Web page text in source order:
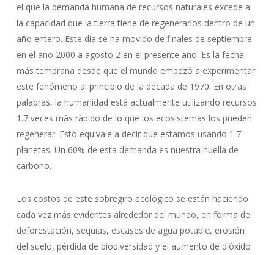
el que la demanda humana de recursos naturales excede a
la capacidad que la tierra tiene de regenerarlos dentro de un
año entero. Este día se ha movido de finales de septiembre
en el año 2000 a agosto 2 en el presente año. Es la fecha
más temprana desde que el mundo empezó a experimentar
este fenómeno al principio de la década de 1970. En otras
palabras, la humanidad está actualmente utilizando recursos
1.7 veces más rápido de lo que los ecosistemas los pueden
regenerar. Esto equivale a decir que estamos usando 1.7
planetas. Un 60% de esta demanda es nuestra huella de
carbono.
Los costos de este sobregiro ecológico se están haciendo
cada vez más evidentes alrededor del mundo, en forma de
deforestación, sequías, escases de agua potable, erosión
del suelo, pérdida de biodiversidad y el aumento de dióxido